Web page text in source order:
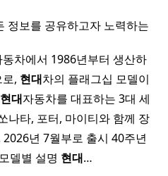
정보를 공유하고자 노력하는
동차에서 1986년부터 생산하
, 현대차의 플래그십 모델이
현대자동차를 대표하는 3대 세
나타, 포터, 마이티와 함께 장
년 7월부로 출시 40주년
델별 설명 현대…